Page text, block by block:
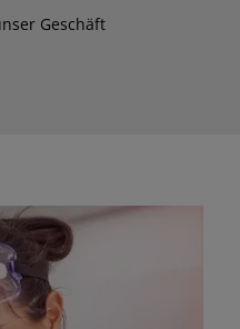
Geschäft